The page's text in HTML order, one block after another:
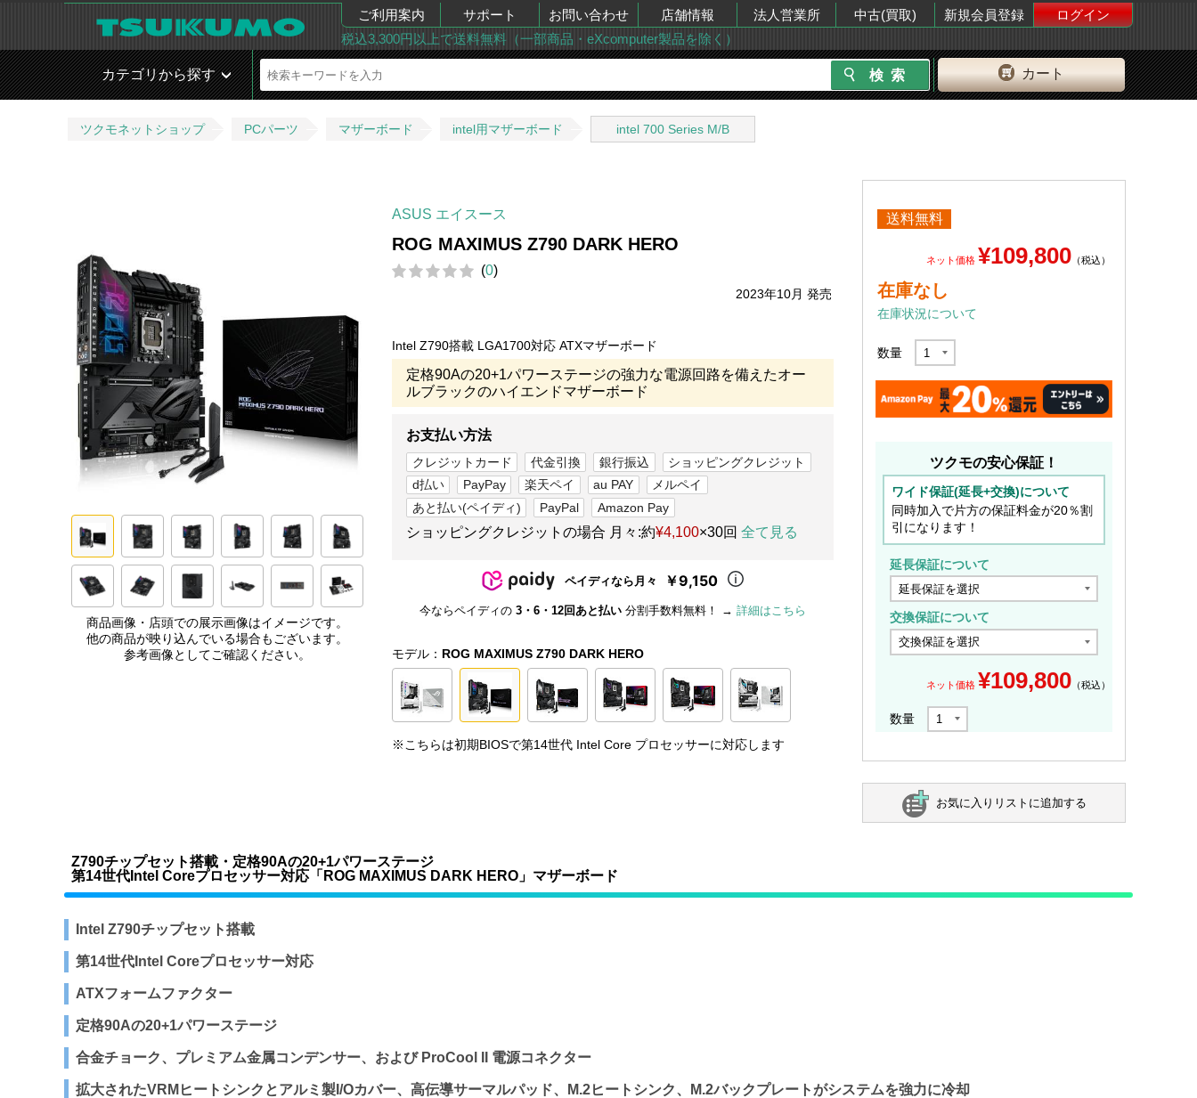
ご利用案内 サポート お問い合わせ 店舗情報 法人営業所 中古(買取) 新規会員登録
ログイン
税込3,300円以上で送料無料（一部商品・eXcomputer製品を除く）
カート
カテゴリから探す
ツクモネットショップ PCパーツ マザーボード intel用マザーボード intel 700 Series M/B
商品画像・店頭での展示画像はイメージです。
他の商品が映り込んでいる場合もございます。
参考画像としてご確認ください。
ASUS エイスース
ROG MAXIMUS Z790 DARK HERO
(0)
2023年10月 発売
Intel Z790搭載 LGA1700対応 ATXマザーボード
定格90Aの20+1パワーステージの強力な電源回路を備えたオー
ルブラックのハイエンドマザーボード
お支払い方法
クレジットカード 代金引換 銀行振込
ショッピングクレジット
d払い
PayPay 楽天ペイ au PAY
メルペイ
あと払い(ペイディ)
PayPal Amazon Pay
ショッピングクレジットの場合 月々:約¥4,100×30回 全て見る
ペイディなら月々 ￥9,150
今ならペイディの 3・6・12回あと払い 分割手数料無料！ → 詳細はこちら
モデル： ROG MAXIMUS Z790 DARK HERO
※こちらは初期BIOSで第14世代 Intel Core プロセッサーに対応します
送料無料
ネット価格 ¥109,800 （税込）
在庫なし
在庫状況について
数量
ツクモの安心保証！
ワイド保証(延長+交換)について
同時加入で片方の保証料金が20％割
引になります！
延長保証について
交換保証について
ネット価格 ¥109,800 （税込）
数量
お気に入りリストに追加する
Z790チップセット搭載・定格90Aの20+1パワーステージ
第14世代Intel Coreプロセッサー対応「ROG MAXIMUS DARK HERO」マザーボード
Intel Z790チップセット搭載
第14世代Intel Coreプロセッサー対応
ATXフォームファクター
定格90Aの20+1パワーステージ
合金チョーク、プレミアム金属コンデンサー、および ProCool II 電源コネクター
拡大されたVRMヒートシンクとアルミ製I/Oカバー、高伝導サーマルパッド、M.2ヒートシンク、M.2バックプレートがシステムを強力に冷却